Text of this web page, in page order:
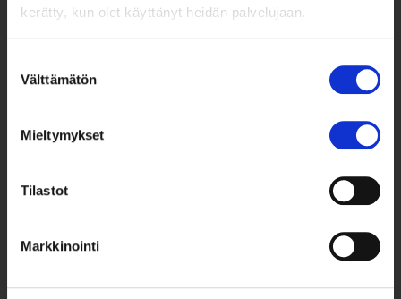
kerätty, kun olet käyttänyt heidän palvelujaan.
valinta
Välttämätön
Mieltymykset
Tilastot
Markkinointi
Taksvärkki ry
00530 Helsinki
050 341 5507